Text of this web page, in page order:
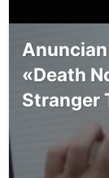
«Death
Stranger